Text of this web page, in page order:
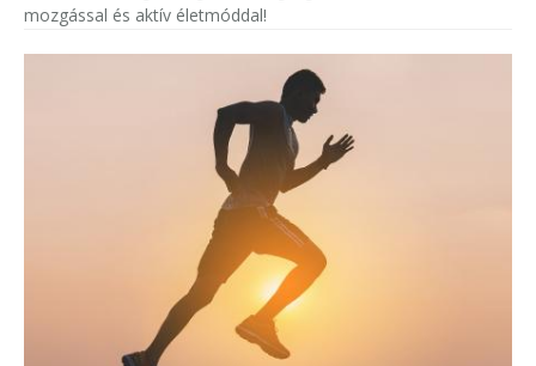
mozgással és aktív életmóddal!